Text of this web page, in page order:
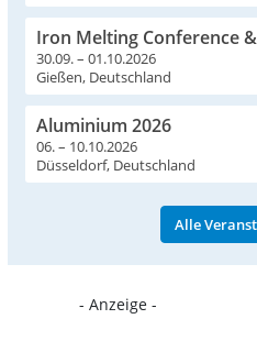
Iron Melting Conference
30.09. – 01.10.2026
Gießen, Deutschland
Aluminium 2026
06. – 10.10.2026
Düsseldorf, Deutschland
Alle
- Anzeige -